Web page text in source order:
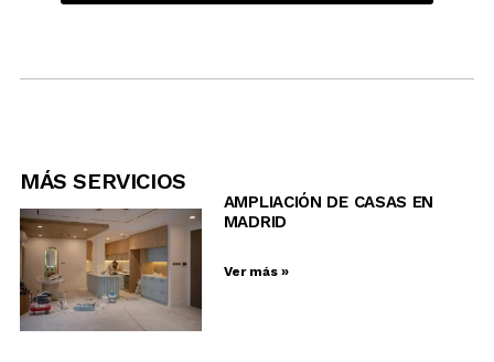
MÁS SERVICIOS
AMPLIACIÓN DE CASAS EN
MADRID
Ver más »